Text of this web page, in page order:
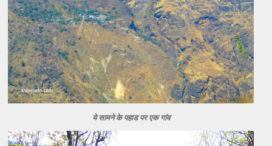
ये सामने के पहाड पर एक गांव